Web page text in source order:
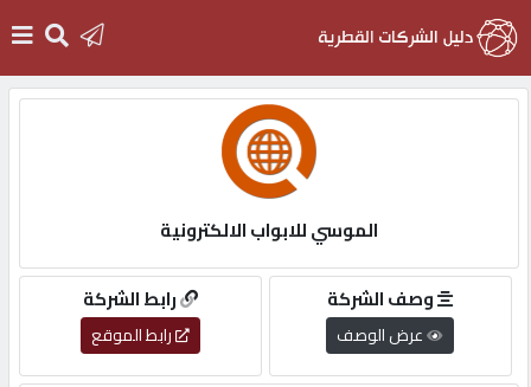
التسجيل
English
الموسي للابواب الالكترونية
رابط الشركة
رابط الموقع
وصف الشركة
عرض الوصف